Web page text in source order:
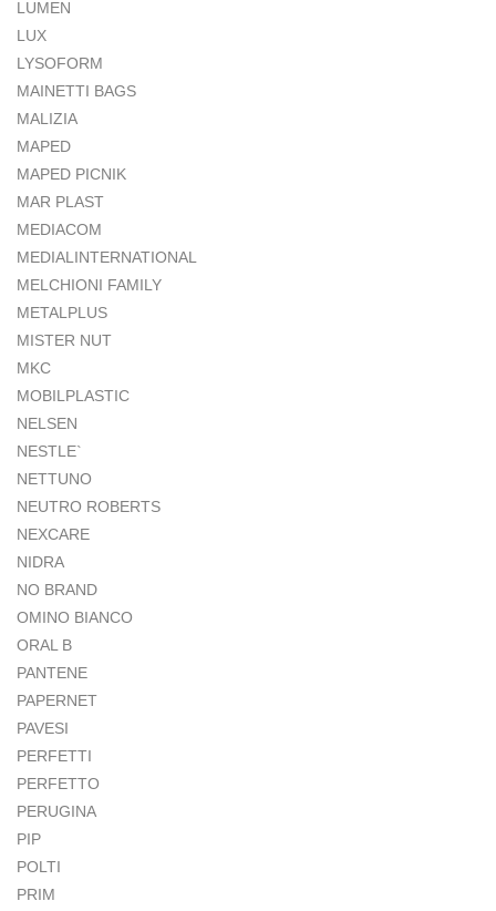
LUMEN
LUX
LYSOFORM
MAINETTI BAGS
MALIZIA
MAPED
MAPED PICNIK
MAR PLAST
MEDIACOM
MEDIALINTERNATIONAL
MELCHIONI FAMILY
METALPLUS
MISTER NUT
MKC
MOBILPLASTIC
NELSEN
NESTLE`
NETTUNO
NEUTRO ROBERTS
NEXCARE
NIDRA
NO BRAND
OMINO BIANCO
ORAL B
PANTENE
PAPERNET
PAVESI
PERFETTI
PERFETTO
PERUGINA
PIP
POLTI
PRIM